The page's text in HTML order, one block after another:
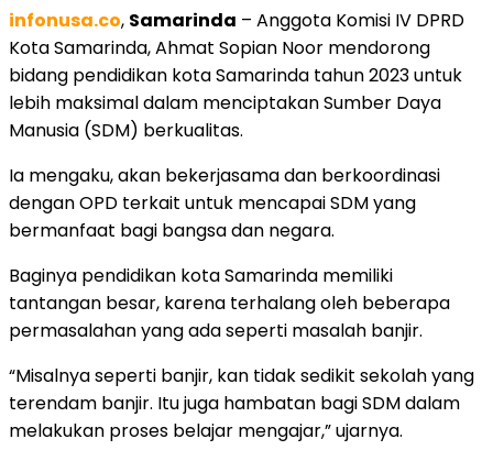
infonusa.co, Samarinda – Anggota Komisi IV DPRD
Kota Samarinda, Ahmat Sopian Noor mendorong
bidang pendidikan kota Samarinda tahun 2023 untuk
lebih maksimal dalam menciptakan Sumber Daya
Manusia (SDM) berkualitas.
Ia mengaku, akan bekerjasama dan berkoordinasi
dengan OPD terkait untuk mencapai SDM yang
bermanfaat bagi bangsa dan negara.
Baginya pendidikan kota Samarinda memiliki
tantangan besar, karena terhalang oleh beberapa
permasalahan yang ada seperti masalah banjir.
“Misalnya seperti banjir, kan tidak sedikit sekolah yang
terendam banjir. Itu juga hambatan bagi SDM dalam
melakukan proses belajar mengajar,” ujarnya.